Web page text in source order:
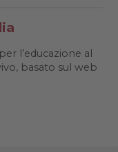
l’educazione al
basato sul web